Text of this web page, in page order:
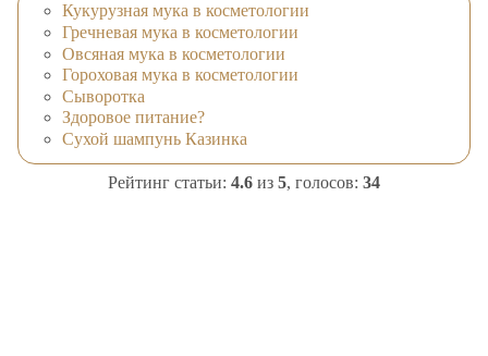
Кукурузная мука в косметологии
Гречневая мука в косметологии
Овсяная мука в косметологии
Гороховая мука в косметологии
Сыворотка
Здоровое питание?
Сухой шампунь Казинка
Рейтинг статьи: 4.6 из 5, голосов: 34